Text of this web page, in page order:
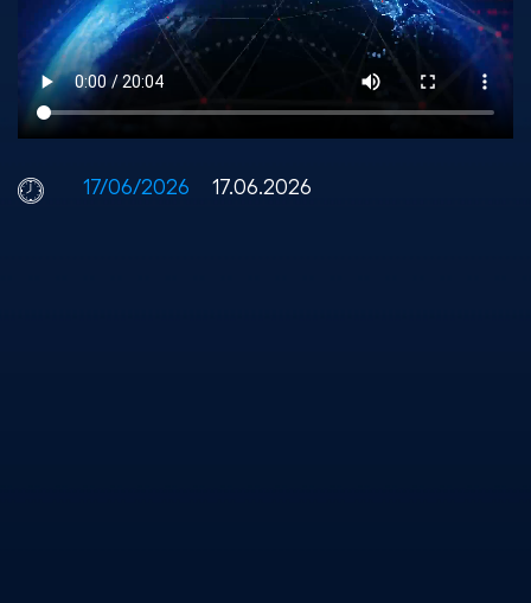
17/06/2026 17.06.2026